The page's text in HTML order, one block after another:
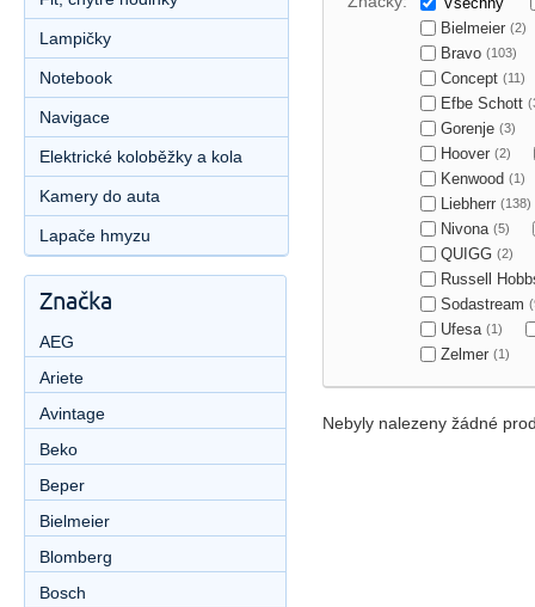
Bielmeier (2)
Bravo (103)
Concept (11)
Efbe Schott
Gorenje (3)
Hoover (2)
Kenwood (1)
Liebherr (138)
Nivona (5)
QUIGG (2)
Russell
Sodastream
Ufesa (1)
Zelmer (1)
Nebyly nalezeny žádné
Lampičky
Notebook
Navigace
Elektrické koloběžky a kola
Kamery do auta
Lapače hmyzu
Značka
AEG
Ariete
Avintage
Beko
Beper
Bielmeier
Blomberg
Bosch